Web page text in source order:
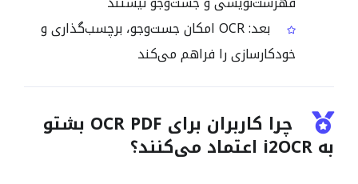
بعد: OCR امکان جست‌وجو، برچسب‌گذاری و
خودکارسازی را فراهم می‌کند
چرا کاربران برای OCR PDF بشتو
به i2OCR اعتماد می‌کنند؟